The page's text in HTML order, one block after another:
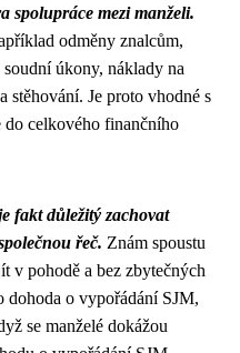
spolupráce mezi manželi.
odměny znalcům,
úkony, náklady na
stěhování. Je proto vhodné s
celkového finančního
fakt důležitý zachovat
řeč. Znám spoustu
v pohodě a bez zbytečných
dohoda o vypořádání SJM,
se manželé dokážou